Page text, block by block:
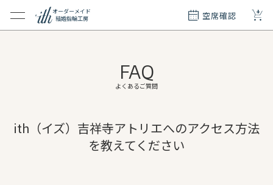
オーダーメイド
結婚指輪工房
空席確認 +
よくあるご質問
FAQ
ith（イズ）吉祥寺アトリエへのアクセス方法
を教えてください